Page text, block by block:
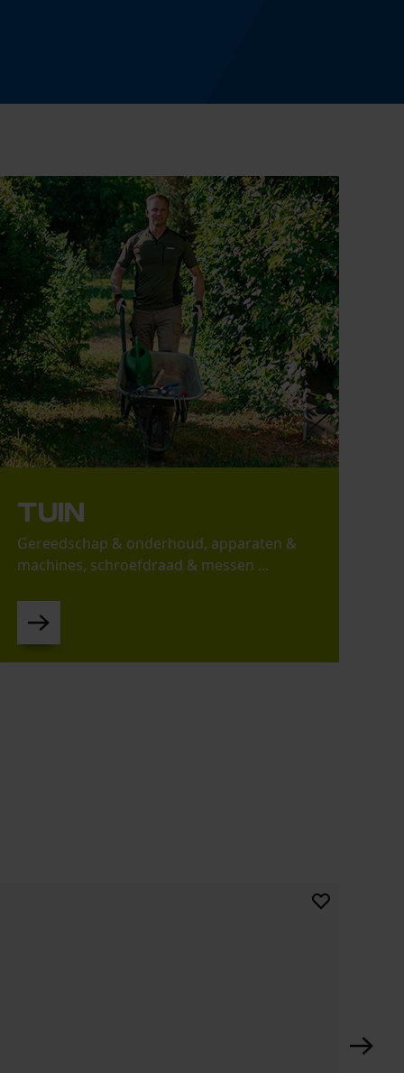
Tuin
Gereedschap & onderhoud, apparaten &
machines, schroefdraad & messen ...